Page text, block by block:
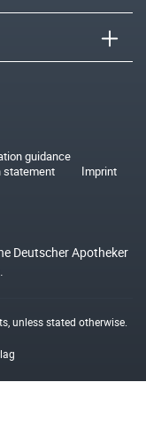
guidance
statement
Imprint
Deutscher Apotheker
, unless stated otherwise.